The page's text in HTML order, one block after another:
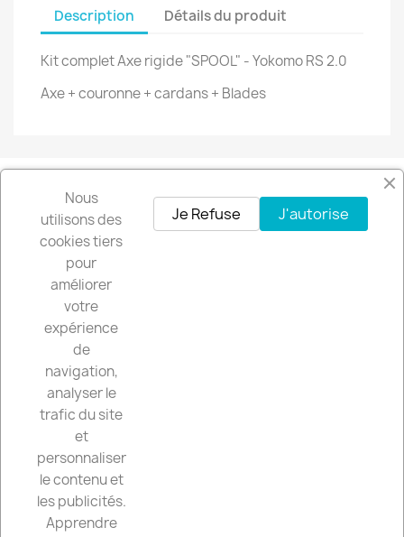
Description Détails du produit
Kit complet Axe rigide "SPOOL" - Yokomo RS 2.0
Axe + couronne + cardans + Blades
FacebookInstagram
Recevez nos offres spéciales
Vous pouvez vous désinscrire à tout moment. Vous trouverez pour cela
nos informations de contact dans les conditions d'utilisation du site.
CGV
VOTRE COMPTE
Nous
utilisons des
cookies tiers
pour
améliorer
votre
expérience
de
navigation,
analyser le
trafic du site
et
personnaliser
le contenu et
les publicités.
Apprendre
J'autorise
Je Refuse